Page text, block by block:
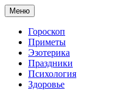
Меню
Гороскоп
Приметы
Эзотерика
Праздники
Психология
Здоровье